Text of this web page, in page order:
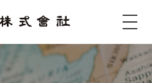
サ
イ
ト
タ